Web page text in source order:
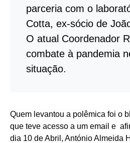
parceria com o
Cotta, ex-sócio de
O atual Coordenador
combate à pandemia
situação.
Quem levantou a polêmica foi o
que teve acesso a um email e
dia 10 de Abril, António Almeida